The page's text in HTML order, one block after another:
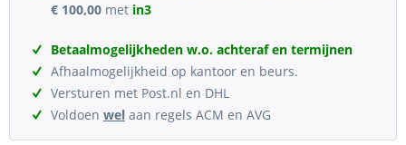
€ 100,00 met in3
Betaalmogelijkheden w.o. achteraf en termijnen
Afhaalmogelijkheid op kantoor en beurs.
Versturen met Post.nl en DHL
Voldoen wel aan regels ACM en AVG